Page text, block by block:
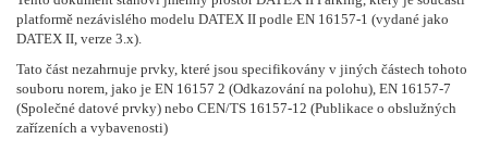
platformě nezávislého modelu DATEX II podle EN 16157-1 (vydané jako
DATEX II, verze 3.x).
Tato část nezahrnuje prvky, které jsou specifikovány v jiných částech tohoto
souboru norem, jako je EN 16157 2 (Odkazování na polohu), EN 16157-7
(Společné datové prvky) nebo CEN/TS 16157-12 (Publikace o obslužných
zařízeních a vybavenosti)